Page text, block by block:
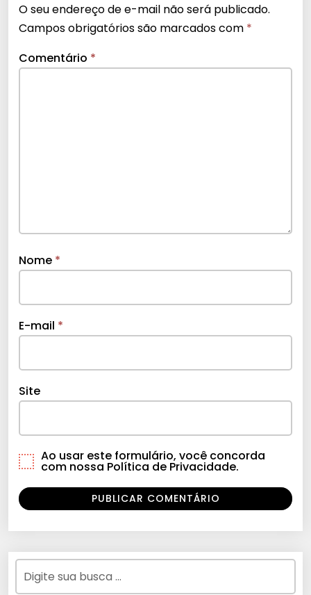
O seu endereço de e-mail não será publicado.
Campos obrigatórios são marcados com *
Comentário *
Nome *
E-mail *
Site
Ao usar este formulário, você concorda
com nossa Política de Privacidade.